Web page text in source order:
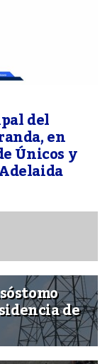
del
en
Únicos y
de